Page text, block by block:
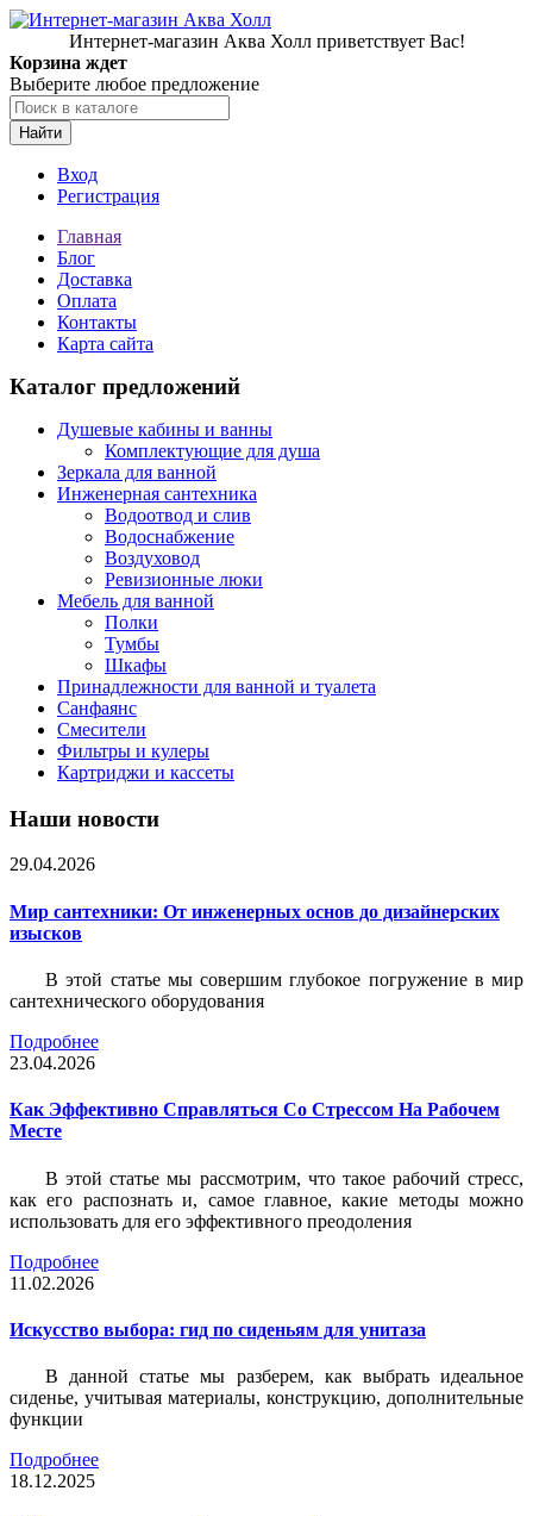
Интернет-магазин Аква Холл приветствует Вас!
Корзина ждет
Выберите любое предложение
Найти
Вход
Регистрация
Главная
Блог
Доставка
Оплата
Контакты
Карта сайта
Каталог предложений
Душевые кабины и ванны
Комплектующие для душа
Зеркала для ванной
Инженерная сантехника
Водоотвод и слив
Водоснабжение
Воздуховод
Ревизионные люки
Мебель для ванной
Полки
Тумбы
Шкафы
Принадлежности для ванной и туалета
Санфаянс
Смесители
Фильтры и кулеры
Картриджи и кассеты
Наши новости
29.04.2026
Мир сантехники: От инженерных основ до дизайнерских
изысков
В этой статье мы совершим глубокое погружение в мир
сантехнического оборудования
Подробнее
23.04.2026
Как Эффективно Справляться Со Стрессом На Рабочем
Месте
В этой статье мы рассмотрим, что такое рабочий стресс,
как его распознать и, самое главное, какие методы можно
использовать для его эффективного преодоления
Подробнее
11.02.2026
Искусство выбора: гид по сиденьям для унитаза
В данной статье мы разберем, как выбрать идеальное
сиденье, учитывая материалы, конструкцию, дополнительные
функции
Подробнее
18.12.2025